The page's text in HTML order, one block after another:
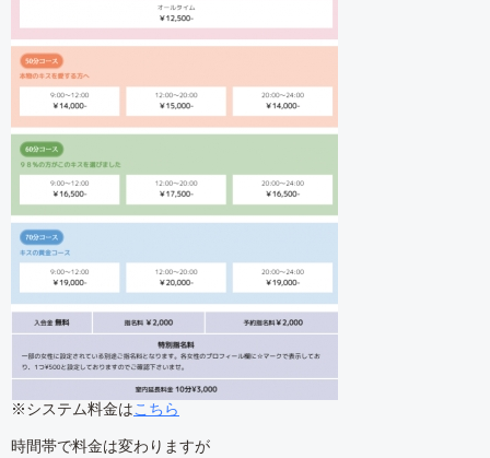
※システム料金はこちら
時間帯で料金は変わりますが